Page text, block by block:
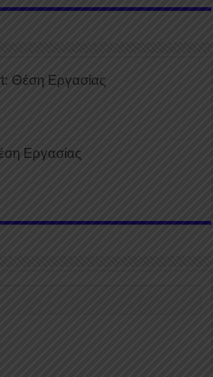
Θέση Εργασίας
Εργασίας